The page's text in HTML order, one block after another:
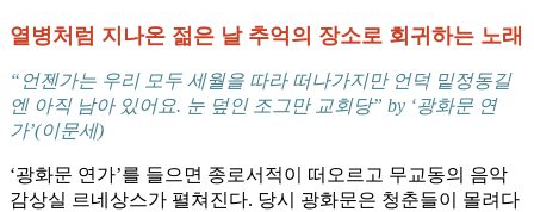
열병처럼 지나온 젊은 날 추억의 장소로 회귀하는 노래
“언젠가는 우리 모두 세월을 따라 떠나가지만 언덕 밑정동길
엔 아직 남아 있어요. 눈 덮인 조그만 교회당” by ‘광화문 연
가’(이문세)
‘광화문 연가’를 들으면 종로서적이 떠오르고 무교동의 음악
감상실 르네상스가 펼쳐진다. 당시 광화문은 청춘들이 몰려다